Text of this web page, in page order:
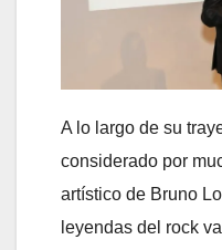
A lo largo de su
considerado por
artístico de Bruno
leyendas del rock